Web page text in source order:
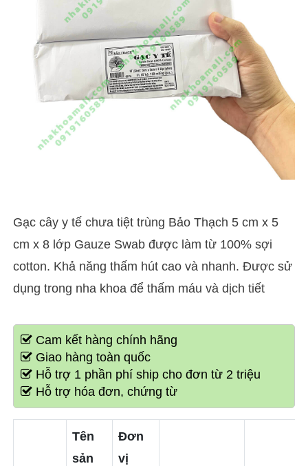
Gạc cây y tế chưa tiệt trùng Bảo Thạch 5 cm x 5
cm x 8 lớp Gauze Swab được làm từ 100% sợi
cotton. Khả năng thấm hút cao và nhanh. Được sử
dụng trong nha khoa để thấm máu và dịch tiết
Cam kết hàng chính hãng
Giao hàng toàn quốc
Hỗ trợ 1 phần phí ship cho đơn từ 2 triệu
Hỗ trợ hóa đơn, chứng từ
Tên
sản
Đơn
vị